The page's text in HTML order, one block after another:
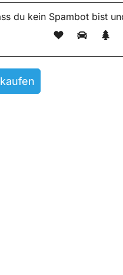
du kein Spambot bist